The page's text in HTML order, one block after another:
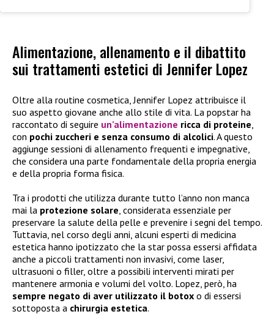
Alimentazione, allenamento e il dibattito
sui trattamenti estetici di Jennifer Lopez
Oltre alla routine cosmetica, Jennifer Lopez attribuisce il
suo aspetto giovane anche allo stile di vita. La popstar ha
raccontato di seguire un’alimentazione ricca di proteine
con pochi zuccheri e senza consumo di alcolici. A questo
aggiunge sessioni di allenamento frequenti e impegnative,
che considera una parte fondamentale della propria energia
e della propria forma fisica.
Tra i prodotti che utilizza durante tutto l’anno non manca
mai la protezione solare , considerata essenziale per
preservare la salute della pelle e prevenire i segni del tempo.
Tuttavia, nel corso degli anni, alcuni esperti di medicina
estetica hanno ipotizzato che la star possa essersi affidata
anche a piccoli trattamenti non invasivi, come laser,
ultrasuoni o filler, oltre a possibili interventi mirati per
mantenere armonia e volumi del volto. Lopez, però, ha
sempre negato di aver utilizzato il botox o di essersi
sottoposta a chirurgia estetica.